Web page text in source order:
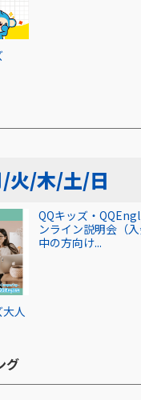
火/木/土/日
大人
QQキッズ・
ンライン説明会（
中の方向け...
グ​